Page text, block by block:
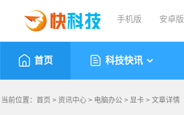
手机版 安卓版
首页 科技快讯
当前位置： 首页 > 资讯中心 > 电脑办公 > 显卡 > 文章详情